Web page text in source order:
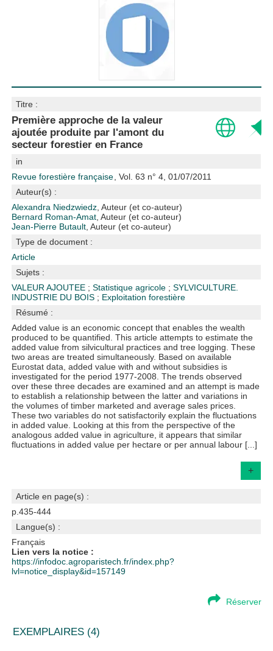
Titre :
Première approche de la valeur
ajoutée produite par l'amont du
secteur forestier en France
in
Revue forestière française , Vol. 63 n° 4, 01/07/2011
Auteur(s) :
Alexandra Niedzwiedz , Auteur (et co-auteur)
Bernard Roman-Amat , Auteur (et co-auteur)
Jean-Pierre Butault , Auteur (et co-auteur)
Type de document :
Article
Sujets :
VALEUR AJOUTEE ;Statistique agricole ;SYLVICULTURE.
INDUSTRIE DU BOIS ; Exploitation forestière
Résumé :
Added value is an economic concept that enables the wealth
produced to be quantified. This article attempts to estimate the
added value from silvicultural practices and tree logging. These
two areas are treated simultaneously. Based on available
Eurostat data, added value with and without subsidies is
investigated for the period 1977-2008. The trends observed
over these three decades are examined and an attempt is made
to establish a relationship between the latter and variations in
the volumes of timber marketed and average sales prices.
These two variables do not satisfactorily explain the fluctuations
in added value. Looking at this from the perspective of the
analogous added value in agriculture, it appears that similar
fluctuations in added value per hectare or per annual labour [...]
+
Article en page(s) :
p.435-444
Langue(s) :
Français
Lien vers la notice :
https://infodoc.agroparistech.fr/index.php?
lvl=notice_display&id=157149
Réserver
EXEMPLAIRES (4)